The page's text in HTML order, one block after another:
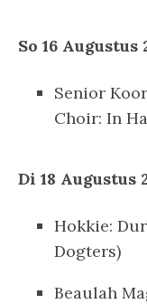
So 16 Augustus
Senior
Choir: In
Di 18 Augustus
Hokkie:
Dogters)
Beaulah